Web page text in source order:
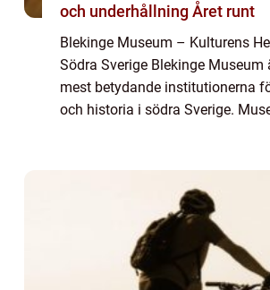
och underhållning Året runt
Blekinge Museum – Kulturens
Södra Sverige Blekinge Museum
mest betydande institutionerna
och historia i södra Sverige.